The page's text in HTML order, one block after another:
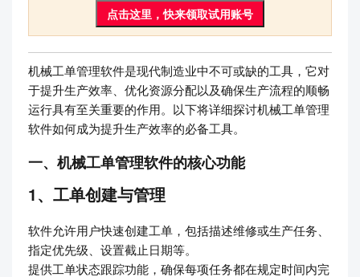
点击这里，快来领取试用账号
机械工单管理软件是现代制造业中不可或缺的工具，它对
于提升生产效率、优化资源分配以及确保生产流程的顺畅
运行具有至关重要的作用。以下将详细探讨机械工单管理
软件如何成为提升生产效率的必备工具。
一、机械工单管理软件的核心功能
1、工单创建与管理
软件允许用户快速创建工单，包括描述维修或生产任务、
指定优先级、设置截止日期等。
提供工单状态跟踪功能，确保每项任务都在规定时间内完